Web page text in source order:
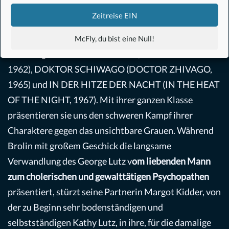
Zeitreise EIN
McFly, du bist eine Null!
DIE SCHWESTERN DES BÖSEN (SISTERS, 1972),
JESSY – DIE TREPPE IN DEN TOD (BLACK
CHRISTMAS, 1974) und (SUPERMAN (1978) sowie
1962), DOKTOR SCHIWAGO (DOCTOR ZHIVAGO,
1965) und IN DER HITZE DER NACHT (IN THE HEAT
OF THE NIGHT, 1967). Mit ihrer ganzen Klasse
präsentieren sie uns den schweren Kampf ihrer
Charaktere gegen das unsichtbare Grauen. Während
Brolin mit großem Geschick die langsame
Verwandlung des George Lutz vom liebenden Mann
zum cholerischen und gewalttätigen Psychopathen
präsentiert, stürzt seine Partnerin Margot Kidder, von
der zu Beginn sehr bodenständigen und
selbstständigen Kathy Lutz, in ihre, für die damalige